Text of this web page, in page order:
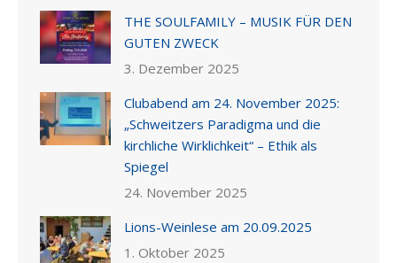
THE SOULFAMILY – MUSIK FÜR DEN
GUTEN ZWECK
3. Dezember 2025
Clubabend am 24. November 2025:
„Schweitzers Paradigma und die
kirchliche Wirklichkeit“ – Ethik als
Spiegel
24. November 2025
Lions-Weinlese am 20.09.2025
1. Oktober 2025